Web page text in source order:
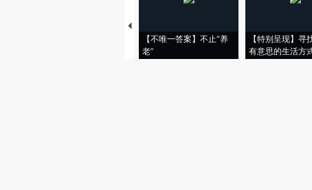
【不唯一答案】不止“养
老”
【特别呈现】寻
有意思的生活方